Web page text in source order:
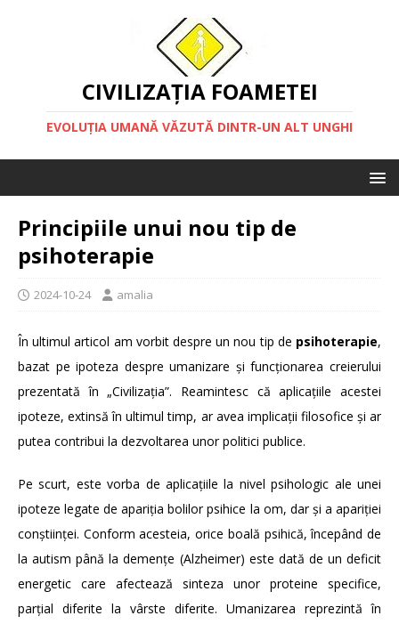
CIVILIZAȚIA FOAMETEI
EVOLUȚIA UMANĂ VĂZUTĂ DINTR-UN ALT UNGHI
Principiile unui nou tip de
psihoterapie
2024-10-24 amalia
În ultimul articol am vorbit despre un nou tip de psihoterapie,
bazat pe ipoteza despre umanizare și funcționarea creierului
prezentată în „Civilizația”. Reamintesc că aplicațiile acestei
ipoteze, extinsă în ultimul timp, ar avea implicații filosofice și ar
putea contribui la dezvoltarea unor politici publice.
Pe scurt, este vorba de aplicațiile la nivel psihologic ale unei
ipoteze legate de apariția bolilor psihice la om, dar și a apariției
conștiinței. Conform acesteia, orice boală psihică, începând de
la autism până la demențe (Alzheimer) este dată de un deficit
energetic care afectează sinteza unor proteine specifice,
parțial diferite la vârste diferite. Umanizarea reprezintă în